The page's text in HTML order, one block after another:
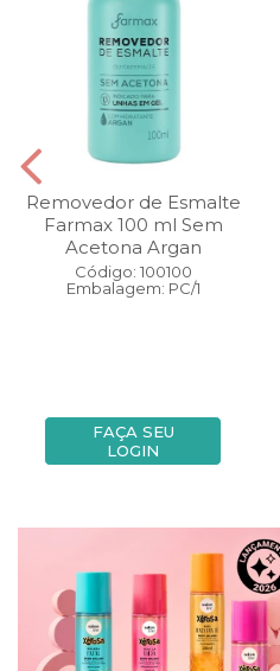
Removedor de Esmalte
Farmax 100 ml Sem
Acetona Argan
Código: 100100
Embalagem: PC/1
FAÇA SEU
LOGIN